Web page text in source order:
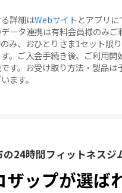
詳細はWebサイト とアプリ
ータ連携は有料会員様のみご
み、おひとりさま1セット限
。ご入会手続き後、ご利用開
す。お受け取り方法・製品は
ます。
の24時間フィットネスジ
ザップが選ば